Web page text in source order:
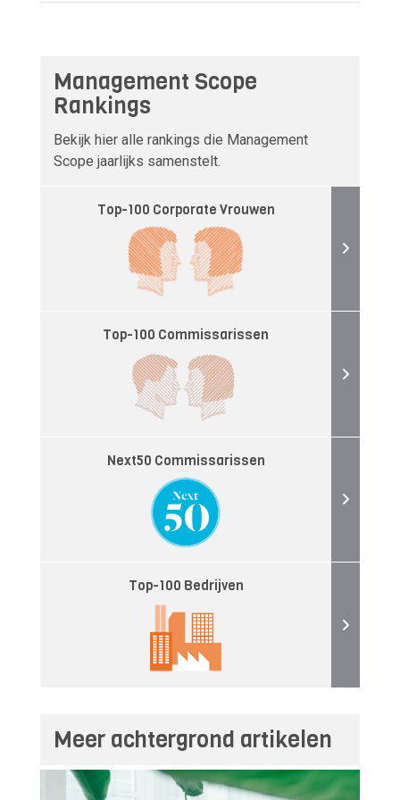
Management Scope
Rankings
Bekijk hier alle rankings die Management
Scope jaarlijks samenstelt.
Top-100 Corporate Vrouwen
Top-100 Commissarissen
Next50 Commissarissen
Top-100 Bedrijven
Meer achtergrond artikelen